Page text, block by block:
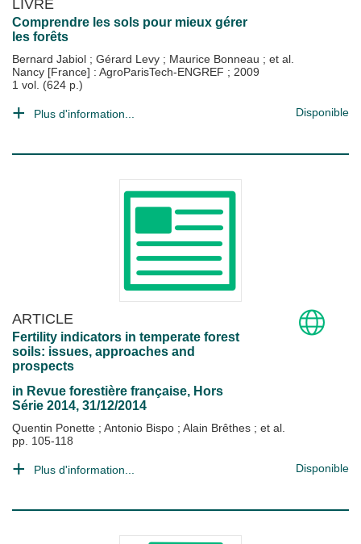
LIVRE
Comprendre les sols pour mieux gérer
les forêts
Bernard Jabiol ; Gérard Levy ; Maurice Bonneau ; et al.
Nancy [France] : AgroParisTech-ENGREF ; 2009
1 vol. (624 p.)
Plus d'information... Disponible
ARTICLE
Fertility indicators in temperate forest
soils: issues, approaches and
prospects
in Revue forestière française, Hors
Série 2014, 31/12/2014
Quentin Ponette ; Antonio Bispo ; Alain Brêthes ; et al.
pp. 105-118
Plus d'information... Disponible